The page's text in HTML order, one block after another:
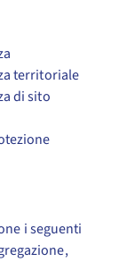
territoriale
di sito
i seguenti